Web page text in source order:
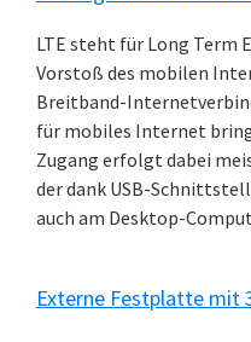
LTE steht für Long Term
Vorstoß des mobilen
Breitband-
für mobiles Internet
Zugang erfolgt dabei
der dank USB-
auch am Desktop-
Externe Festplatte mit